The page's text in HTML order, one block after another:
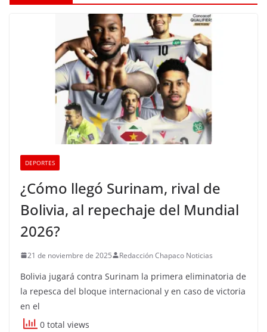
DEPORTES
¿Cómo llegó Surinam, rival de
Bolivia, al repechaje del Mundial
2026?
21 de noviembre de 2025 Redacción Chapaco Noticias
Bolivia jugará contra Surinam la primera eliminatoria de
la repesca del bloque internacional y en caso de victoria
en el
0 total views